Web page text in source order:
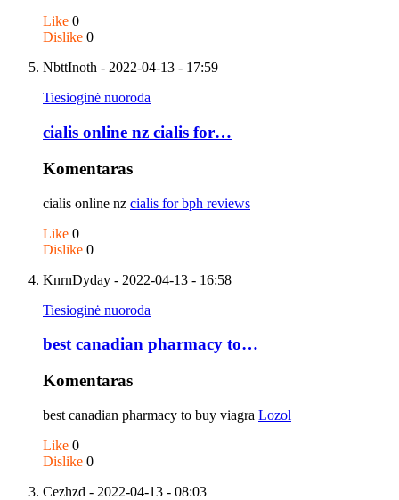
Like 0
Dislike 0
NbttInoth - 2022-04-13 - 17:59
Tiesioginė nuoroda
cialis online nz cialis for…
Komentaras
cialis online nz cialis for bph reviews
Like 0
Dislike 0
KnrnDyday - 2022-04-13 - 16:58
Tiesioginė nuoroda
best canadian pharmacy to…
Komentaras
best canadian pharmacy to buy viagra Lozol
Like 0
Dislike 0
Cezhzd - 2022-04-13 - 08:03